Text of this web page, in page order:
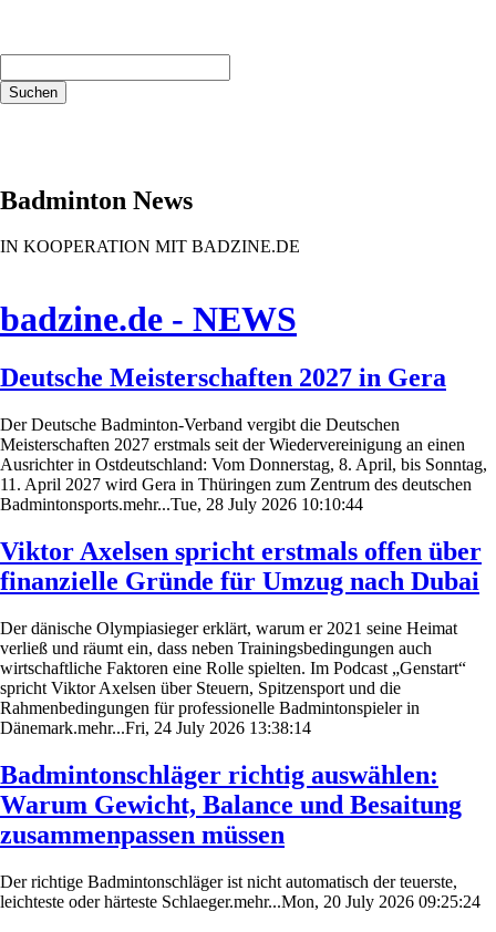
Suchen
Badminton News
IN KOOPERATION MIT BADZINE.DE
badzine.de - NEWS
Deutsche Meisterschaften 2027 in Gera
Der Deutsche Badminton-Verband vergibt die Deutschen
Meisterschaften 2027 erstmals seit der Wiedervereinigung an einen
Ausrichter in Ostdeutschland: Vom Donnerstag, 8. April, bis Sonntag,
11. April 2027 wird Gera in Thüringen zum Zentrum des deutschen
Badmintonsports.mehr...Tue, 28 July 2026 10:10:44
Viktor Axelsen spricht erstmals offen über
finanzielle Gründe für Umzug nach Dubai
Der dänische Olympiasieger erklärt, warum er 2021 seine Heimat
verließ und räumt ein, dass neben Trainingsbedingungen auch
wirtschaftliche Faktoren eine Rolle spielten. Im Podcast „Genstart“
spricht Viktor Axelsen über Steuern, Spitzensport und die
Rahmenbedingungen für professionelle Badmintonspieler in
Dänemark.mehr...Fri, 24 July 2026 13:38:14
Badmintonschläger richtig auswählen:
Warum Gewicht, Balance und Besaitung
zusammenpassen müssen
Der richtige Badmintonschläger ist nicht automatisch der teuerste,
leichteste oder härteste Schlaeger.mehr...Mon, 20 July 2026 09:25:24